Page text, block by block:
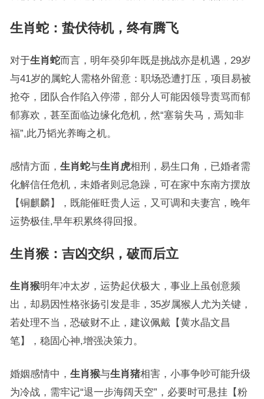
生肖蛇：蛰伏待机，终有腾飞
对于生肖蛇而言，明年癸卯年既是挑战亦是机遇，29岁
与41岁的属蛇人需格外留意：职场恐遭打压，项目易被
抢夺，团队合作陷入停滞，部分人可能因领导责骂而郁
郁寡欢，甚至面临边缘化危机，然“塞翁失马，焉知非
福”,此乃韬光养晦之机。
感情方面， 生肖蛇与生肖虎相刑，易生口角，已婚者需
化解信任危机，未婚者则忌急躁，可在家中东南方摆放
【铜麒麟】，既能催旺贵人运，又可调和夫妻宫，晚年
运势极佳,早年积累终得回报。
生肖猴：吉凶交织，破而后立
生肖猴明年冲太岁，运势起伏极大，事业上虽创意频
出，却易因性格张扬引发是非，35岁属猴人尤为关键，
若处理不当，恐破财不止，建议佩戴【黄水晶文昌
笔】，稳固心神,增强决策力。
婚姻感情中， 生肖猴与生肖猪相害，小事争吵可能升级
为冷战，需牢记“退一步海阔天空”，必要时可悬挂【粉